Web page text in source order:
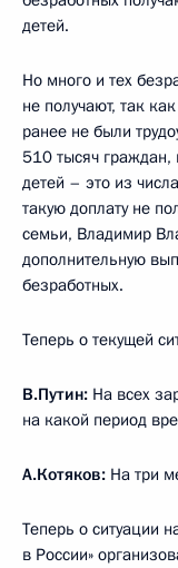
детей.
Но много и тех
не получают, так
ранее не были
510 тысяч
детей – это из
такую доплату не
семьи, Владимир
дополнительную
безработных.
Теперь о текущей
В.Путин: На всех
на какой период
А.Котяков: На три
Теперь о ситуации
в России»